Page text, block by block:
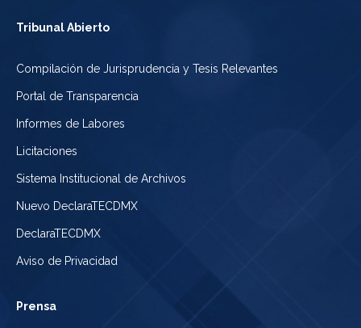
Tribunal Abierto
Compilación de Jurisprudencia y Tesis Relevantes
Portal de Transparencia
Informes de Labores
Licitaciones
Sistema Institucional de Archivos
Nuevo DeclaraTECDMX
DeclaraTECDMX
Aviso de Privacidad
Prensa